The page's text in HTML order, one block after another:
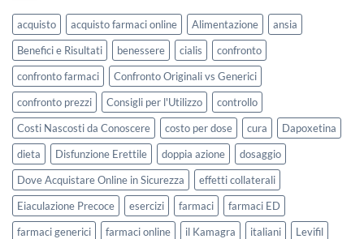
acquisto acquisto farmaci online Alimentazione
ansia
Benefici e Risultati
benessere cialis
confronto
confronto farmaci
Confronto Originali vs Generici
confronto prezzi
Consigli per l'Utilizzo
controllo
Costi Nascosti da Conoscere
costo per dose cura
Dapoxetina
dieta
Disfunzione Erettile doppia azione
dosaggio
Dove Acquistare Online in Sicurezza
effetti collaterali
Eiaculazione Precoce
esercizi farmaci
farmaci ED
farmaci generici
farmaci online il Kamagra italiani
Levifil